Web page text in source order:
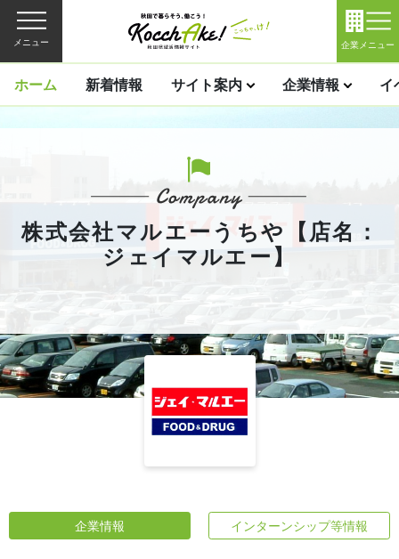
メニュー 企業メニュー
ホーム 新着情報 サイト案内 企業情報 イ
株式会社マルエーうちや【店名：
ジェイマルエー】
企業情報 インターンシップ等情報